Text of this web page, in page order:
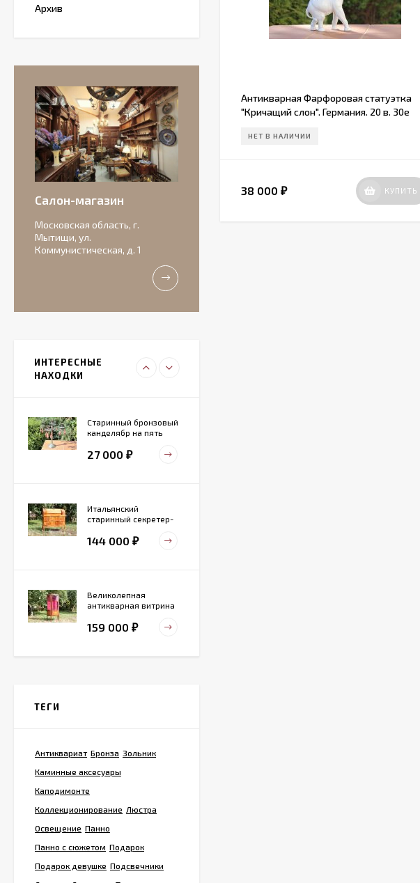
Антикварная Фарфоровая статуэтка
"Кричащий слон". Германия. 20 в. 30е
НЕТ В НАЛИЧИИ
38 000 ₽ КУПИТЬ
Архив
Салон-магазин
Московская область, г.
Мытищи, ул.
Коммунистическая, д. 1
ИНТЕРЕСНЫЕ
НАХОДКИ
Антикварная
бисквитная
композиция с
156 000
Очаровательные
Идеальное состояние.
фарфоровый
светильник
27 000
Старинный бронзовый
канделябр на пять
27 000 ₽
Итальянский
старинный секретер-
144 000 ₽
Великолепная
антикварная витрина
159 000 ₽
сервировка Жар-птица
- На удачу
Винтажная охотничья
пороховница из латуни
ТЕГИ
Антиквариат Бронза Зольник
Каминные аксесуары
Каподимонте
Коллекционирование Люстра
Освещение Панно
Панно с сюжетом Подарок
Подарок девушке Подсвечники